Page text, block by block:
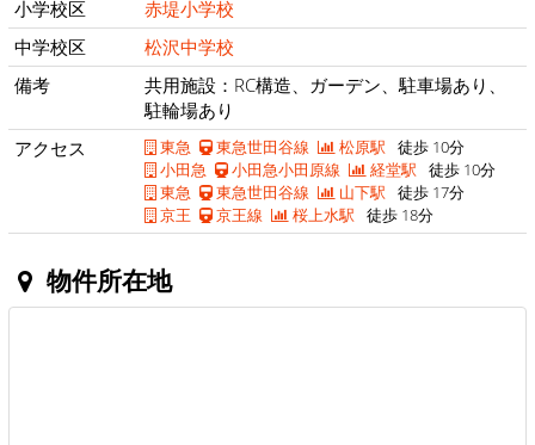
小学校区
赤堤小学校
中学校区
松沢中学校
備考
共用施設：RC構造、ガーデン、駐車場あり、
駐輪場あり
アクセス
東急 東急世田谷線 松原駅 徒歩 10分
小田急
小田急小田原線 経堂駅 徒歩 10分
東急
東急世田谷線 山下駅 徒歩 17分
京王
京王線 桜上水駅 徒歩 18分
物件所在地